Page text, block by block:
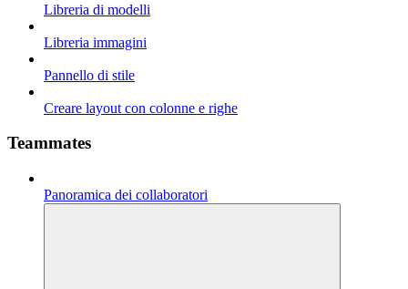
Libreria di modelli
Libreria immagini
Pannello di stile
Creare layout con colonne e righe
Teammates
Panoramica dei collaboratori